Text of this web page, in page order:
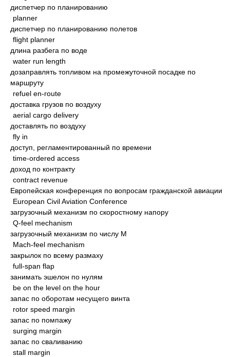
диспетчер по планированию
planner
диспетчер по планированию полетов
flight planner
длина разбега по воде
water run length
дозаправлять топливом на промежуточной посадке по
маршруту
refuel en-route
доставка грузов по воздуху
aerial cargo delivery
доставлять по воздуху
fly in
доступ, регламентированный по времени
time-ordered access
доход по контракту
contract revenue
Европейская конференция по вопросам гражданской авиации
European Civil Aviation Conference
загрузочный механизм по скоростному напору
Q-feel mechanism
загрузочный механизм по числу М
Mach-feel mechanism
закрылок по всему размаху
full-span flap
занимать эшелон по нулям
be on the level on the hour
запас по оборотам несущего винта
rotor speed margin
запас по помпажу
surging margin
запас по сваливанию
stall margin